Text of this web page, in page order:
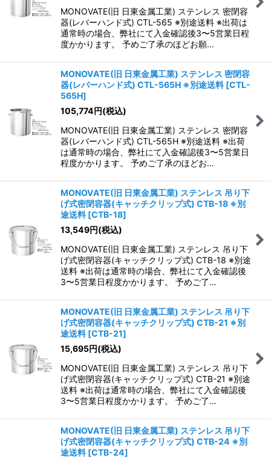
MONOVATE(旧 日東金属工業) ステンレス 密閉容
器(レバーハンド式) CTL-565 ※別途送料 ※出荷は
通常時の場合、弊社にて入金確認後3〜5営業日程
度かかります。 予めご了承のほどお願…
MONOVATE(旧 日東金属工業) ステンレス 密閉容
器(レバーハンド式) CTL-565H ※別途送料 [CTL-
565H]
105,774円(税込)
MONOVATE(旧 日東金属工業) ステンレス 密閉容
器(レバーハンド式) CTL-565H ※別途送料 ※出荷
は通常時の場合、弊社にて入金確認後3〜5営業日
程度かかります。 予めご了承のほどお…
MONOVATE(旧 日東金属工業) ステンレス 吊り下
げ式密閉容器(キャッチクリップ式) CTB-18 ※別
途送料 [CTB-18]
13,549円(税込)
MONOVATE(旧 日東金属工業) ステンレス 吊り下
げ式密閉容器(キャッチクリップ式) CTB-18 ※別途
送料 ※出荷は通常時の場合、弊社にて入金確認後
3〜5営業日程度かかります。 予めご了…
MONOVATE(旧 日東金属工業) ステンレス 吊り下
げ式密閉容器(キャッチクリップ式) CTB-21 ※別
途送料 [CTB-21]
15,695円(税込)
MONOVATE(旧 日東金属工業) ステンレス 吊り下
げ式密閉容器(キャッチクリップ式) CTB-21 ※別途
送料 ※出荷は通常時の場合、弊社にて入金確認後
3〜5営業日程度かかります。 予めご了…
MONOVATE(旧 日東金属工業) ステンレス 吊り下
げ式密閉容器(キャッチクリップ式) CTB-24 ※別
途送料 [CTB-24]